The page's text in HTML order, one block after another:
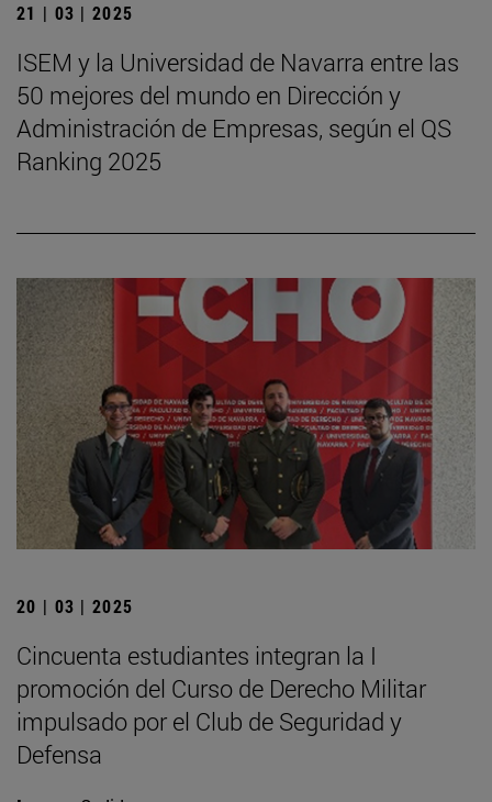
21 | 03 | 2025
ISEM y la Universidad de Navarra entre las
50 mejores del mundo en Dirección y
Administración de Empresas, según el QS
Ranking 2025
20 | 03 | 2025
Cincuenta estudiantes integran la I
promoción del Curso de Derecho Militar
impulsado por el Club de Seguridad y
Defensa